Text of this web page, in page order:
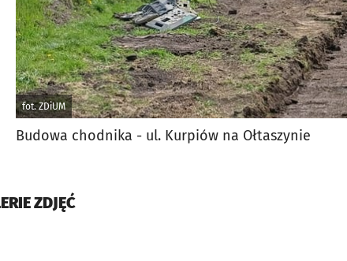
fot. ZDiUM
Budowa chodnika - ul. Kurpiów na Ołtaszynie
ZDJĘĆ